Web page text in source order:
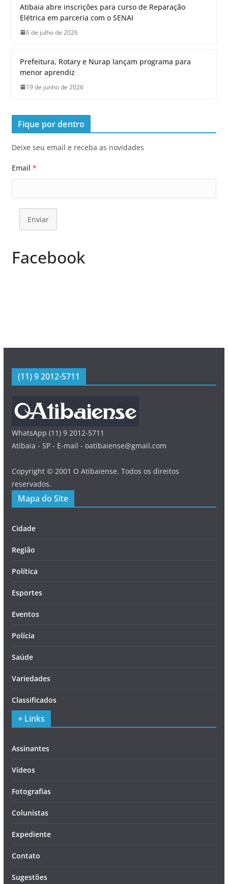
Atibaia abre inscrições para curso de Reparação
Elétrica em parceria com o SENAI
6 de julho de 2026
Prefeitura, Rotary e Nurap lançam programa para
menor aprendiz
19 de junho de 2026
Fique por dentro
Deixe seu email e receba as novidades
Email *
Enviar
Facebook
(11) 9 2012-5711
WhatsApp (11) 9 2012-5711
Atibaia - SP - E-mail - oatibaiense@gmail.com
Copyright © 2001 O Atibaiense. Todos os direitos
reservados.
Mapa do Site
Cidade
Região
Política
Esportes
Eventos
Polícia
Saúde
Variedades
Classificados
+ Links
Assinantes
Vídeos
Fotografias
Colunistas
Expediente
Contato
Sugestões